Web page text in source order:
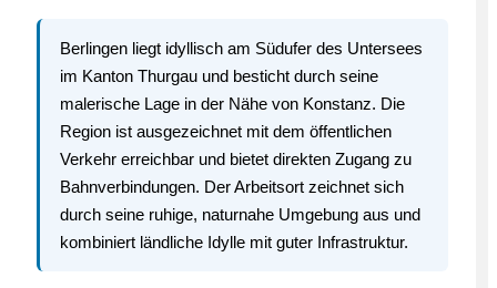
Berlingen liegt idyllisch am Südufer des Untersees
im Kanton Thurgau und besticht durch seine
malerische Lage in der Nähe von Konstanz. Die
Region ist ausgezeichnet mit dem öffentlichen
Verkehr erreichbar und bietet direkten Zugang zu
Bahnverbindungen. Der Arbeitsort zeichnet sich
durch seine ruhige, naturnahe Umgebung aus und
kombiniert ländliche Idylle mit guter Infrastruktur.